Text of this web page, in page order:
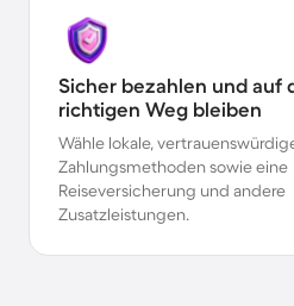
Sicher bezahlen und auf
richtigen Weg bleiben
Wähle lokale,
Zahlungsmethoden sowie eine
Reiseversicherung und andere
Zusatzleistungen.